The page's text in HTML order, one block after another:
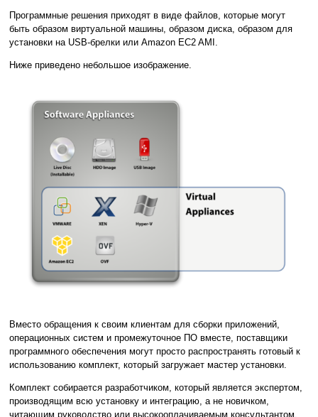
Программные решения приходят в виде файлов, которые могут
быть образом виртуальной машины, образом диска, образом для
установки на USB-брелки или Amazon EC2 AMI.
Ниже приведено небольшое изображение.
Вместо обращения к своим клиентам для сборки приложений,
операционных систем и промежуточное ПО вместе, поставщики
программного обеспечения могут просто распространять готовый к
использованию комплект, который загружает мастер установки.
Комплект собирается разработчиком, который является экспертом,
производящим всю установку и интеграцию, а не новичком,
читающим руководство или высокооплачиваемым консультантом,